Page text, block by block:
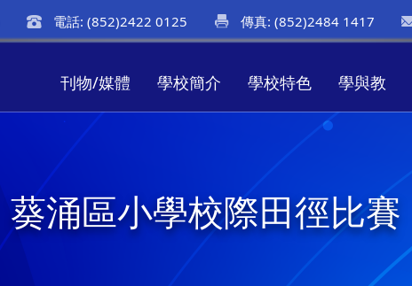
電話: (852)2422 0125 傳真: (852)2484 1417
刊物/媒體 學校簡介 學校特色 學與教
葵涌區小學校際田徑比賽